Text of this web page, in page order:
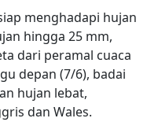
menghadapi hujan
hingga 25 mm,
dari peramal cuaca
depan (7/6), badai
hujan lebat,
dan Wales.